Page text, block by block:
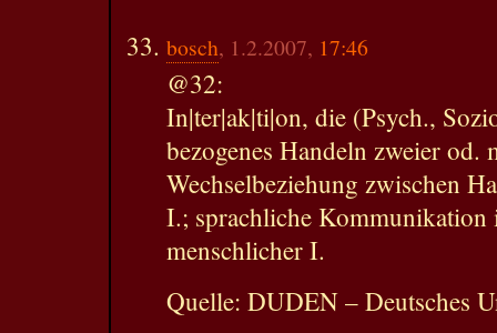
bosch, 1.2.2007, 17:46
@32:
In|ter|ak|ti|on, die (Psych.,
bezogenes Handeln zweier od.
Wechselbeziehung zwischen
I.; sprachliche
menschlicher I.
Quelle: DUDEN – Deutsches